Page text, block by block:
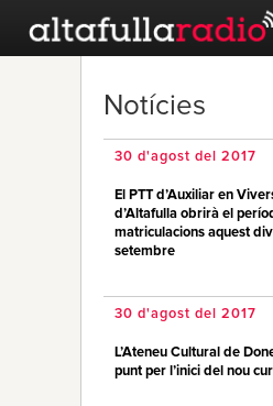
Notícies
30 d'agost del 2017
El PTT d’Auxiliar en
d’Altafulla obrirà el
matriculacions aquest
setembre
30 d'agost del 2017
L’Ateneu Cultural de
punt per l’inici del nou